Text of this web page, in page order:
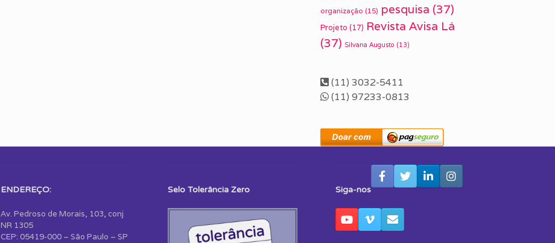
organização (15) pesquisa (37)
Projeto (17) Revista Avisa Lá
(37) Silvana Augusto (13)
(11) 3032-5411
(11) 97233-0813
ENDEREÇO:
Av. Pedroso de Morais, 103, conj
NR 1305
CEP: 05419-000 – São Paulo – SP
Selo Tolerância Zero Siga-nos